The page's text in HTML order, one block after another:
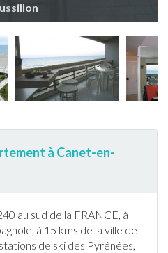
à Canet-en-
au sud de la FRANCE, à
à 15 kms de la ville de
de ski des Pyrénées,